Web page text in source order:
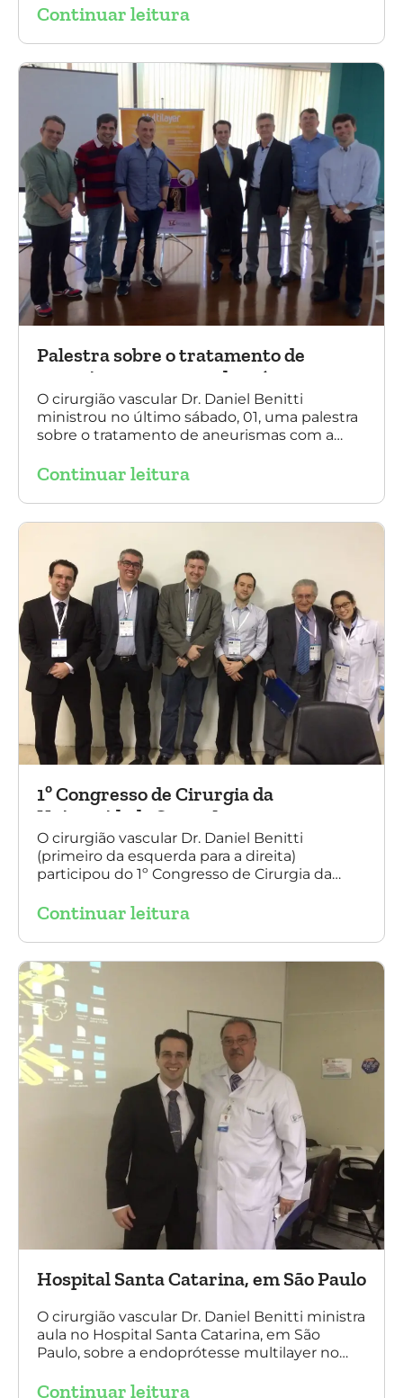
29 de outubro. Na foto também está
SBACV (Sociedade Brasileira de Angiologia e
de Cirurgia Vascular) Bahia.
Continuar leitura
Palestra sobre o tratamento de
aneurismas com a endoprótese
multilayer, em Porto Alegre
O cirurgião vascular Dr. Daniel Benitti
ministrou no último sábado, 01, uma palestra
sobre o tratamento de aneurismas com a
foto, Dr. Daniel Benitti (ao centro) com os
Angiologia e Cirurgia Vascular do Rio Grande
do Sul.
Continuar leitura
1º Congresso de Cirurgia da
Universidade Santo Amaro
O cirurgião vascular Dr. Daniel Benitti
(primeiro da esquerda para a direita)
participou do 1º Congresso de Cirurgia da
de cirurgia endovascular. O evento também
Amato e do Dr. Adnam Neser.
Continuar leitura
Hospital Santa Catarina, em São Paulo
O cirurgião vascular Dr. Daniel Benitti ministra
aula no Hospital Santa Catarina, em São
Paulo, sobre a endoprótesse multilayer no
experiência nacional e mundial com esta
Continuar leitura